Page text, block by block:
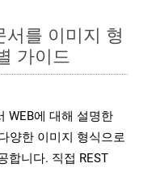
서를 이미지 형
가이드
WEB에 대해 설명한
양한 이미지 형식으로
합니다. 직접 REST